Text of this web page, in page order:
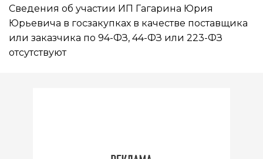
Сведения об участии ИП Гагарина Юрия
Юрьевича в госзакупках в качестве поставщика
или заказчика по 94-ФЗ, 44-ФЗ или 223-ФЗ
отсутствуют